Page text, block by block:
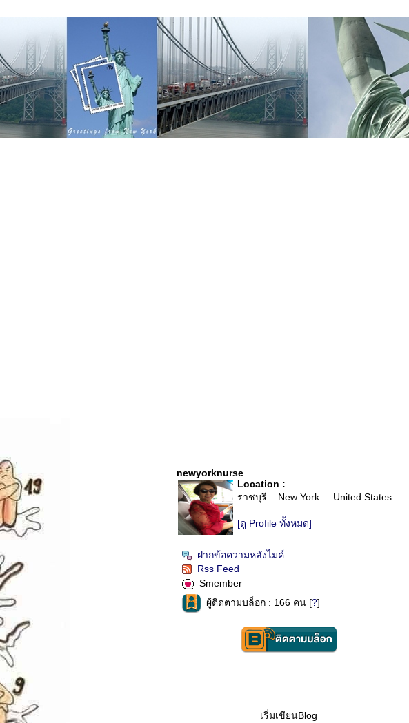
newyorknurse
Location :
ราชบุรี .. New York ... United States
[ดู Profile ทั้งหมด]
ฝากข้อความหลังไมค์
Rss Feed
Smember
ผู้ติดตามบล็อก : 166 คน [?]
เริ่มเขียนBlog